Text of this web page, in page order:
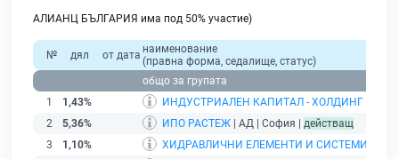
АЛИАНЦ БЪЛГАРИЯ има под 50% участие)
№ дял от дата наименование
(правна форма, седалище, статус)
общо за групата
1
1,43% ИНДУСТРИАЛЕН КАПИТАЛ - ХОЛДИНГ
2
5,36% ИПО РАСТЕЖ | АД | София | действащ
3
1,10%
ХИДРАВЛИЧНИ ЕЛЕМЕНТИ И СИСТЕМИ /ХЕС/